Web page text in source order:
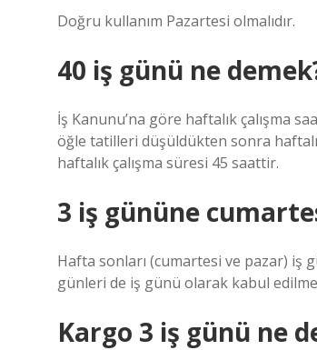
Doğru kullanım Pazartesi olmalıdır.
40 iş günü ne
İş Kanunu’na göre haftalık çalışma
öğle tatilleri düşüldükten sonra
haftalık çalışma süresi 45 saattir.
3 iş gününe
Hafta sonları (cumartesi ve pazar) iş
günleri de iş günü olarak kabul
Kargo 3 iş günü ne